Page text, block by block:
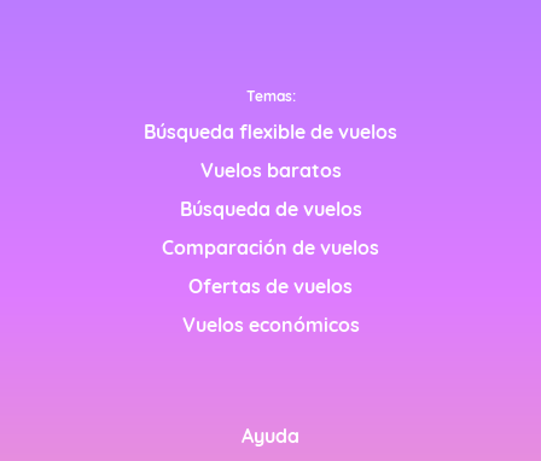
Temas:
Búsqueda flexible de vuelos
Vuelos baratos
Búsqueda de vuelos
Comparación de vuelos
Ofertas de vuelos
Vuelos económicos
Ayuda